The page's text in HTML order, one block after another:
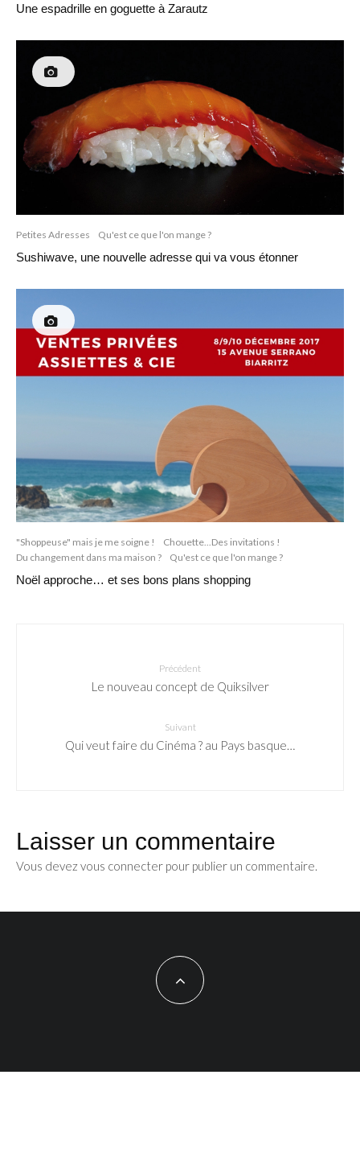
Une espadrille en goguette à Zarautz
Petites Adresses Qu'est ce que l'on mange ?
Sushiwave, une nouvelle adresse qui va vous étonner
"Shoppeuse" mais je me soigne !
Chouette...Des invitations !
Du changement dans ma maison ?
Qu'est ce que l'on mange ?
Noël approche… et ses bons plans shopping
Précédent
Le nouveau concept de Quiksilver
Suivant
Qui veut faire du Cinéma ? au Pays basque…
Laisser un commentaire
Vous devez vous connecter pour publier un commentaire.